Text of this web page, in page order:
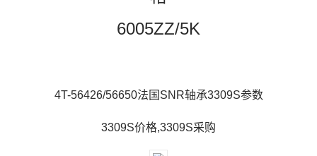
6005ZZ/5K
4T-56426/56650法国SNR轴承3309S参数
3309S价格,3309S采购